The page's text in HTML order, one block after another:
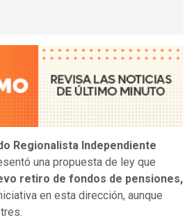
Regionalista Independiente
una propuesta de ley que
retiro de fondos de pensiones,
en esta dirección, aunque